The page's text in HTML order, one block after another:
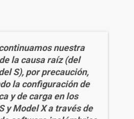
nuestra
la causa raíz (del
S), por precaución,
la configuración de
y de carga en los
y Model X a través de